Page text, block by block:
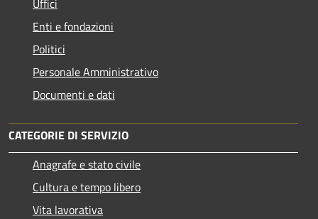
Enti e fondazioni
Politici
Personale Amministrativo
Documenti e dati
CATEGORIE DI SERVIZIO
Anagrafe e stato civile
Cultura e tempo libero
Vita lavorativa